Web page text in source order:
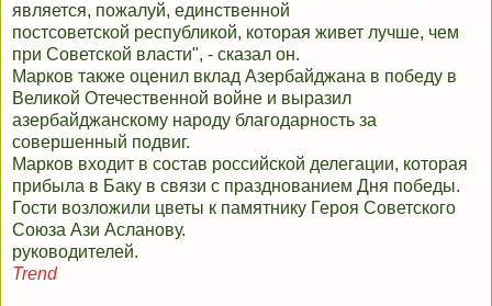
является, пожалуй, единственной
постсоветской республикой, которая живет лучше, чем
при Советской власти", - сказал он.
Марков также оценил вклад Азербайджана в победу в
Великой Отечественной войне и выразил
азербайджанскому народу благодарность за
совершенный подвиг.
Марков входит в состав российской делегации, которая
прибыла в Баку в связи с празднованием Дня победы.
Гости возложили цветы к памятнику Героя Советского
Союза Ази Асланову.
руководителей.
Trend